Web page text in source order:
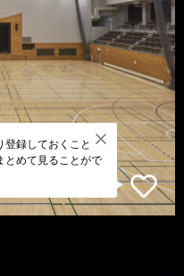
登録しておくこと
とめて見ることがで